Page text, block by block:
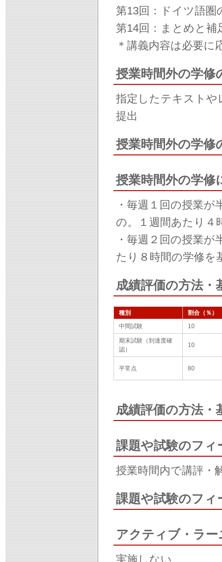
第13回：ドイツ語
第14回：まとめと
＊講義内容は必要
授業時間外の学修
指定したテキストや
提出
授業時間外の学修
授業時間外の学修
・毎週１回の授業
の。１週間あたり４
・毎週２回の授業
たり８時間の学修を
成績評価の方法・
種別
割合（％）
中間試験
10
期末試験（到達度確
認）
10
平常点 80
成績評価の方法・
課題や試験のフィ
授業時間内で講評・
課題や試験のフィ
アクティブ・ラ
実施しない